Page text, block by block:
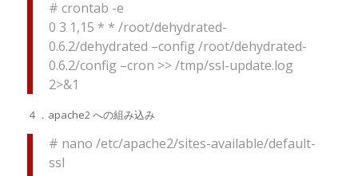
# crontab -e
0 3 1,15 * * /root/dehydrated-
0.6.2/dehydrated –config /root/dehydrated-
0.6.2/config –cron >> /tmp/ssl-update.log
2>&1
４．apache2 への組み込み
# nano /etc/apache2/sites-available/default-
ssl